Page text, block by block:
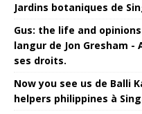
Jardins botaniques de
Gus: the life and
langur de Jon Gresham
ses droits.
Now you see us de Balli
helpers philippines à